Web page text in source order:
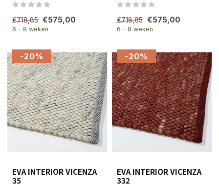
€718,85 €575,00
6 - 8 weken
€718,85 €575,00
6 - 8 weken
-20%
EVA INTERIOR VICENZA
35
-20%
EVA INTERIOR VICENZA
332